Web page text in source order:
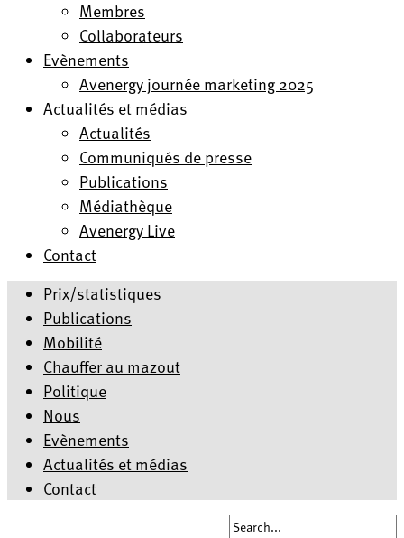
Membres
Collaborateurs
Evènements
Avenergy journée marketing 2025
Actualités et médias
Actualités
Communiqués de presse
Publications
Médiathèque
Avenergy Live
Contact
Prix/statistiques
Publications
Mobilité
Chauffer au mazout
Politique
Nous
Evènements
Actualités et médias
Contact